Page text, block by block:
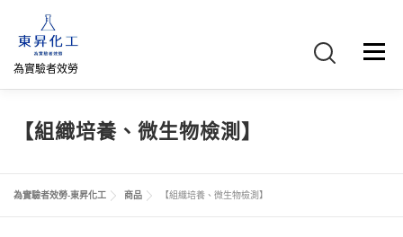
為實驗者效勞
選單
首頁 關於我們 聯絡我們 產品介紹
網路商店 直購專區 詢價車、購物車/會員
【組織培養、微生物檢測】
為實驗者效勞-東昇化工 商品 【組織培養、微生物檢測】